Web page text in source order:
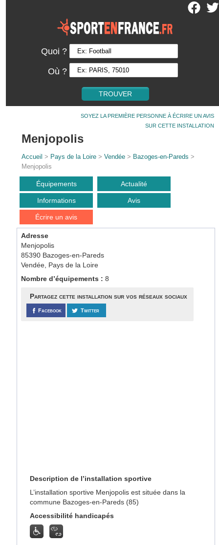
Quoi ?
Où ?
SOYEZ LA PREMIÈRE PERSONNE À ÉCRIRE UN AVIS
SUR CETTE INSTALLATION
Menjopolis
Accueil > Pays de la Loire >Vendée > Bazoges-en-Pareds >
Menjopolis
Équipements Actualité
Informations Avis
Écrire un avis
Adresse
Menjopolis
85390 Bazoges-en-Pareds
Vendée, Pays de la Loire
Nombre d’équipements :8
Partagez cette installation sur vos réseaux sociaux
Facebook Twitter
Description de l’installation sportive
L’installation sportive Menjopolis est située dans la
commune Bazoges-en-Pareds (85)
Accessibilité handicapés